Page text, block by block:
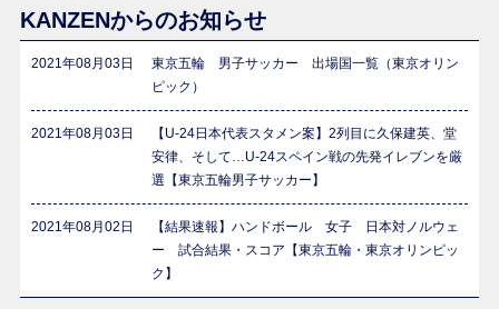
KANZENからのお知らせ
2021年08月03日
東京五輪 男子サッカー 出場国一覧（東京オリン
ピック）
2021年08月03日
【U-24日本代表スタメン案】2列目に久保建英、堂
安律、そして…U-24スペイン戦の先発イレブンを厳
選【東京五輪男子サッカー】
2021年08月02日
【結果速報】ハンドボール 女子 日本対ノルウェ
ー 試合結果・スコア【東京五輪・東京オリンピッ
ク】